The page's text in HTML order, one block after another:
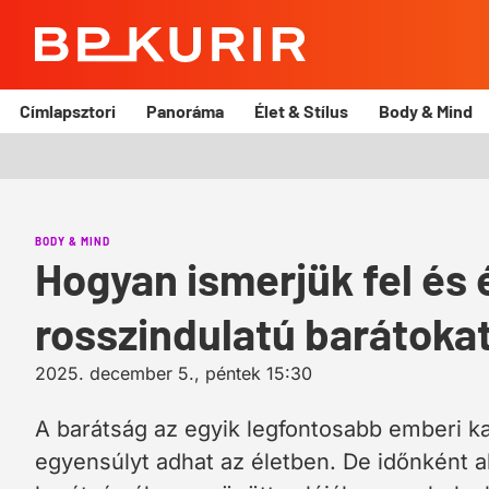
Kurír
Címlapsztori Panoráma Élet & Stílus Body & Mind
BODY & MIND
Hogyan ismerjük fel és
rosszindulatú
2025. december 5., péntek 15:30
A barátság az egyik legfontosabb emberi
egyensúlyt adhat az életben. De időnként